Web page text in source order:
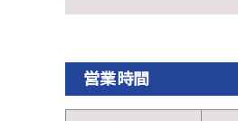
営業時間